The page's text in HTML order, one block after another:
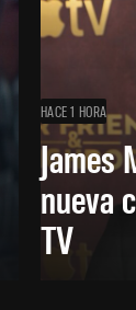
HACE 1 HORA
James
nueva
TV